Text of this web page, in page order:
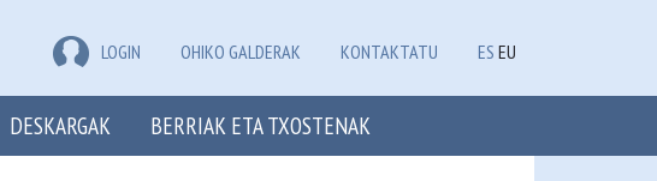
LOGIN OHIKO GALDERAK KONTAKTATU ES EU
DESKARGAK BERRIAK ETA TXOSTENAK